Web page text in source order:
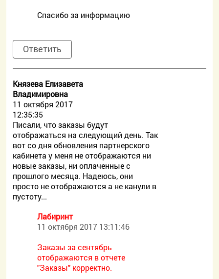
Спасибо за информацию
Ответить
Князева Елизавета
Владимировна
11 октября 2017
12:35:35
Писали, что заказы будут
отображаться на следующий день. Так
вот со дня обновления партнерского
кабинета у меня не отображаются ни
новые заказы, ни оплаченные с
прошлого месяца. Надеюсь, они
просто не отображаются а не канули в
пустоту...
Лабиринт
11 октября 2017 13:11:46
Заказы за сентябрь
отображаются в отчете
"Заказы" корректно.